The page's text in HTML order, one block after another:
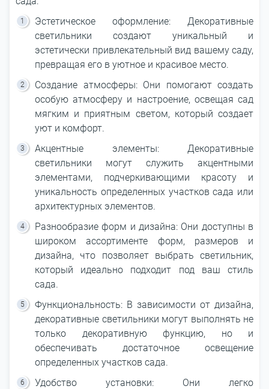
Эстетическое оформление: Декоративные
светильники создают уникальный и
эстетически привлекательный вид вашему саду,
превращая его в уютное и красивое место.
Создание атмосферы: Они помогают создать
особую атмосферу и настроение, освещая сад
мягким и приятным светом, который создает
уют и комфорт.
Акцентные элементы: Декоративные
светильники могут служить акцентными
элементами, подчеркивающими красоту и
уникальность определенных участков сада или
архитектурных элементов.
Разнообразие форм и дизайна: Они доступны в
широком ассортименте форм, размеров и
дизайна, что позволяет выбрать светильник,
который идеально подходит под ваш стиль
сада.
Функциональность: В зависимости от дизайна,
декоративные светильники могут выполнять не
только декоративную функцию, но и
обеспечивать достаточное освещение
определенных участков сада.
Удобство установки: Они легко